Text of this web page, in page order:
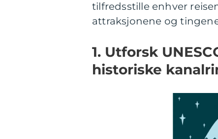
tilfredsstille enhver
attraksjonene og
1. Utforsk
historiske